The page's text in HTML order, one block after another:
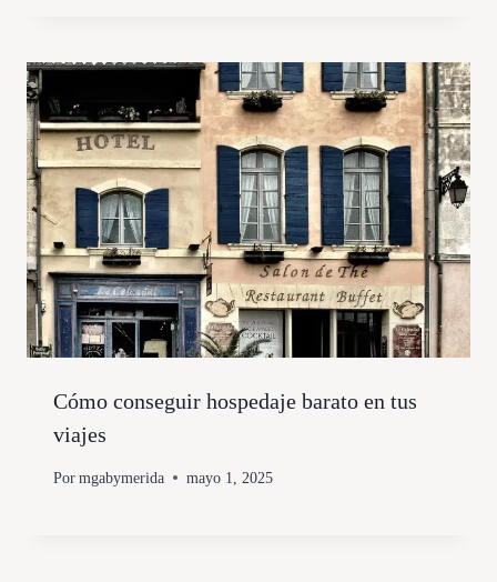
Cómo conseguir hospedaje barato en tus
viajes
Por mgabymerida mayo 1, 2025